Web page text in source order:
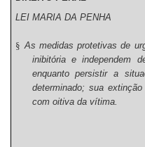
LEI MARIA DA PENHA
§ As medidas protetivas de
inibitória e independem
enquanto persistir a
determinado; sua
com oitiva da vítima.